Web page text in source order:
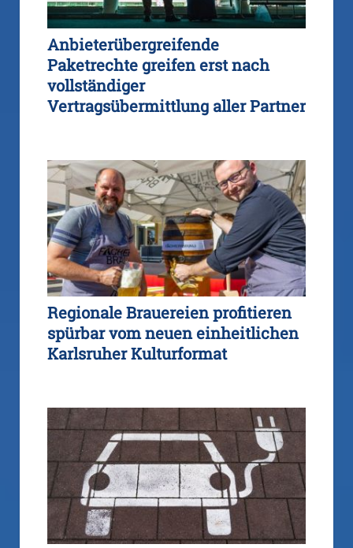
Anbieterübergreifende
Paketrechte greifen erst nach
vollständiger
Vertragsübermittlung aller Partner
Regionale Brauereien profitieren
spürbar vom neuen einheitlichen
Karlsruher Kulturformat